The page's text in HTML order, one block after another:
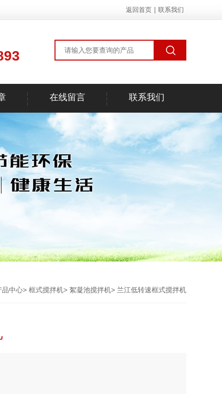
返回首页 联系我们
在线留言 联系我们
品中心> 框式搅拌机> 絮凝池搅拌机> 兰江低转速框式搅拌机